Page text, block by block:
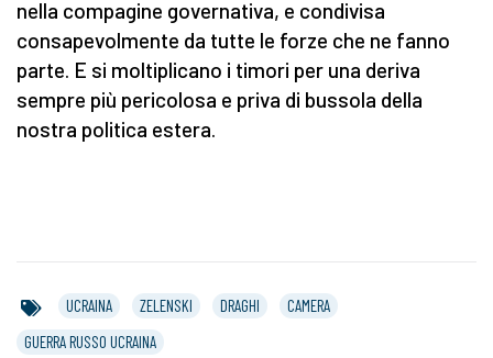
nella compagine governativa, e condivisa
consapevolmente da tutte le forze che ne fanno
parte. E si moltiplicano i timori per una deriva
sempre più pericolosa e priva di bussola della
nostra politica estera.
UCRAINA ZELENSKI DRAGHI
CAMERA
GUERRA RUSSO UCRAINA